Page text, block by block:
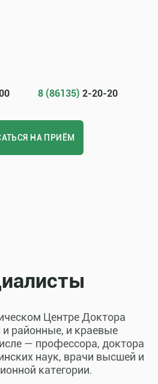
8 (86135) 2-20-20
НА ПРИЁМ
Центре Доктора
районные, и краевые
— профессора, доктора
наук, врачи высшей и
категории.